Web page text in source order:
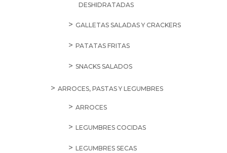
DESHIDRATADAS
GALLETAS SALADAS Y CRACKERS
PATATAS FRITAS
SNACKS SALADOS
ARROCES, PASTAS Y LEGUMBRES
ARROCES
LEGUMBRES COCIDAS
LEGUMBRES SECAS